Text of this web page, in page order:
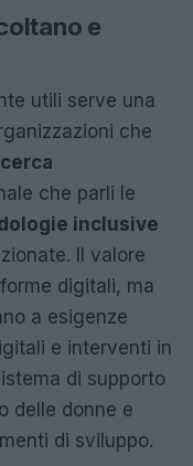
e
utili serve una
che
che parli le
inclusive
Il valore
digitali, ma
a esigenze
e interventi in
di supporto
delle donne e
di sviluppo.